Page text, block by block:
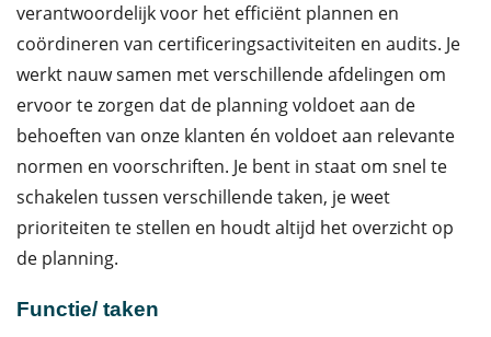
verantwoordelijk voor het efficiënt plannen en
coördineren van certificeringsactiviteiten en audits. Je
werkt nauw samen met verschillende afdelingen om
ervoor te zorgen dat de planning voldoet aan de
behoeften van onze klanten én voldoet aan relevante
normen en voorschriften. Je bent in staat om snel te
schakelen tussen verschillende taken, je weet
prioriteiten te stellen en houdt altijd het overzicht op
de planning.
Functie/ taken